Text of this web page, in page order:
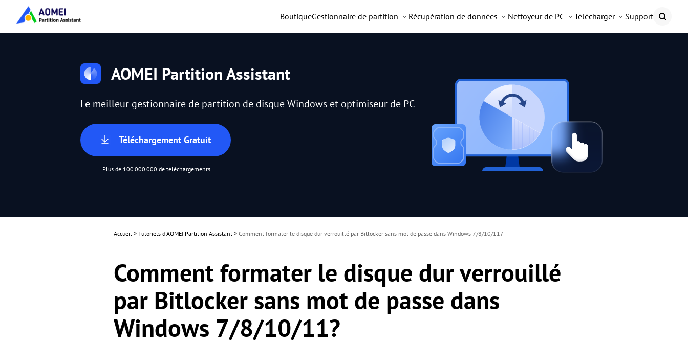
BoutiqueGestionnaire de partition Récupération de données Nettoyeur de PC Télécharger Support
AOMEI Partition Assistant
Le meilleur gestionnaire de partition de disque Windows et optimiseur de PC
Téléchargement Gratuit
Plus de 100 000 000 de téléchargements
Accueil > Tutoriels d'AOMEI Partition Assistant > Comment formater le disque dur verrouillé par Bitlocker sans mot de passe dans Windows 7/8/10/11?
Comment formater le disque dur verrouillé
par Bitlocker sans mot de passe dans
Windows 7/8/10/11?